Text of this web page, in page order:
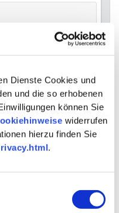
Dienste Cookies und
und die so erhobenen
können Sie
widerrufen
hierzu finden Sie
.